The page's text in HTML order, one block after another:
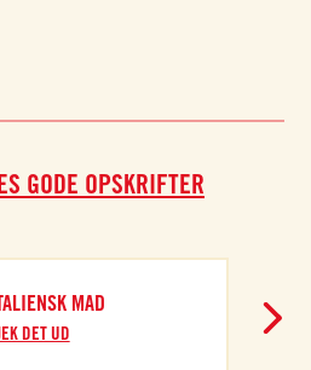
GODE OPSKRIFTER
MAD
DET UD